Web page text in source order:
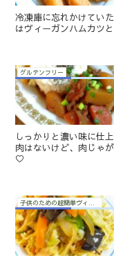
冷凍庫に忘れかけてい
はヴィーガンハムカツ
グルテンフリー
しっかりと濃い味に仕
肉はないけど、肉じゃ
♡